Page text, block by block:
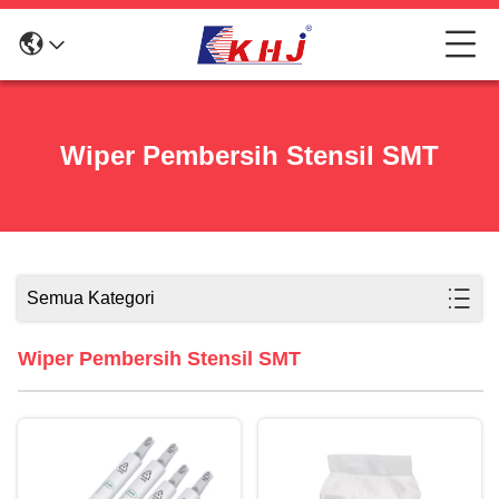
Wiper Pembersih Stensil SMT
Semua Kategori
Wiper Pembersih Stensil SMT